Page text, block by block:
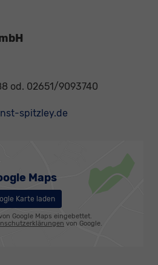
od. 02651/9093740
spitzley.de
Maps
Karte laden
Google Maps eingebettet.
von Google.